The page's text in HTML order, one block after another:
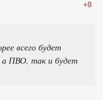
+8
всего будет
а ПВО, так и будет